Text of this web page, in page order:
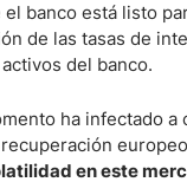
banco está listo
de las tasas de
del banco.
ha infectado
en este